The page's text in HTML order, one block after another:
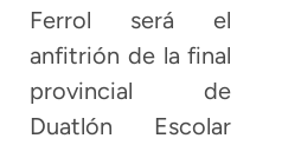
Ferrol será el
anfitrión de la final
provincial de
Duatlón Escolar